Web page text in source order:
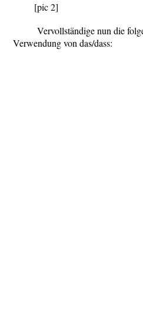
[pic 2]
Vervollständige nun die
Verwendung von das/dass: